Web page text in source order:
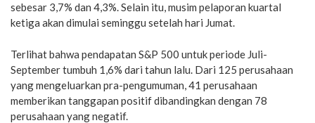
sebesar 3,7% dan 4,3%. Selain itu, musim pelaporan kuartal
ketiga akan dimulai seminggu setelah hari Jumat.
Terlihat bahwa pendapatan S&P 500 untuk periode Juli-
September tumbuh 1,6% dari tahun lalu. Dari 125 perusahaan
yang mengeluarkan pra-pengumuman, 41 perusahaan
memberikan tanggapan positif dibandingkan dengan 78
perusahaan yang negatif.